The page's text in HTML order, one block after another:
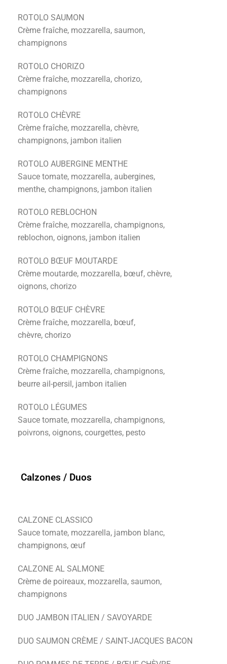
ROTOLO SAUMON
Crème fraîche, mozzarella, saumon,
champignons
ROTOLO CHORIZO
Crème fraîche, mozzarella, chorizo,
champignons
ROTOLO CHÈVRE
Crème fraîche, mozzarella, chèvre,
champignons, jambon italien
ROTOLO AUBERGINE MENTHE
Sauce tomate, mozzarella, aubergines,
menthe, champignons, jambon italien
ROTOLO REBLOCHON
Crème fraîche, mozzarella, champignons,
reblochon, oignons, jambon italien
ROTOLO BŒUF MOUTARDE
Crème moutarde, mozzarella, bœuf, chèvre,
oignons, chorizo
ROTOLO BŒUF CHÈVRE
Crème fraîche, mozzarella, bœuf,
chèvre, chorizo
ROTOLO CHAMPIGNONS
Crème fraîche, mozzarella, champignons,
beurre ail-persil, jambon italien
ROTOLO LÉGUMES
Sauce tomate, mozzarella, champignons,
poivrons, oignons, courgettes, pesto
Calzones / Duos
CALZONE CLASSICO
Sauce tomate, mozzarella, jambon blanc,
champignons, œuf
CALZONE AL SALMONE
Crème de poireaux, mozzarella, saumon,
champignons
DUO JAMBON ITALIEN / SAVOYARDE
DUO SAUMON CRÈME / SAINT-JACQUES BACON